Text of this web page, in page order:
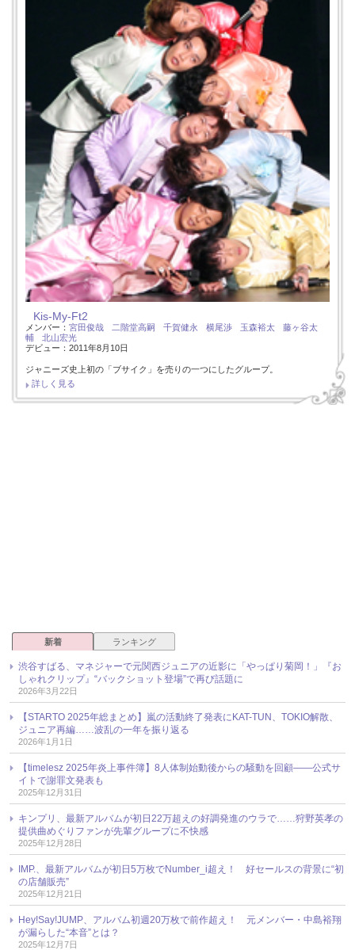
Kis-My-Ft2
メンバー： 宮田俊哉 二階堂高嗣 千賀健永 横尾渉 玉森裕太
藤ヶ谷太
輔
北山宏光
デビュー：2011年8月10日
ジャニーズ史上初の「ブサイク」を売りの一つにしたグループ。
詳しく見る
新着 ランキング
渋谷すばる、マネジャーで元関西ジュニアの近影に「やっぱり菊岡！」『お
しゃれクリップ』“バックショット登場”で再び話題に
2026年3月22日
【STARTO 2025年総まとめ】嵐の活動終了発表にKAT-TUN、TOKIO解散、
ジュニア再編……波乱の一年を振り返る
2026年1月1日
【timelesz 2025年炎上事件簿】8人体制始動後からの騒動を回顧――公式サ
イトで謝罪文発表も
2025年12月31日
キンプリ、最新アルバムが初日22万超えの好調発進のウラで……狩野英孝の
提供曲めぐりファンが先輩グループに不快感
2025年12月28日
IMP.、最新アルバムが初日5万枚でNumber_i超え！ 好セールスの背景に“初
の店舗販売”
2025年12月21日
Hey!Say!JUMP、アルバム初週20万枚で前作超え！ 元メンバー・中島裕翔
が漏らした“本音”とは？
2025年12月7日